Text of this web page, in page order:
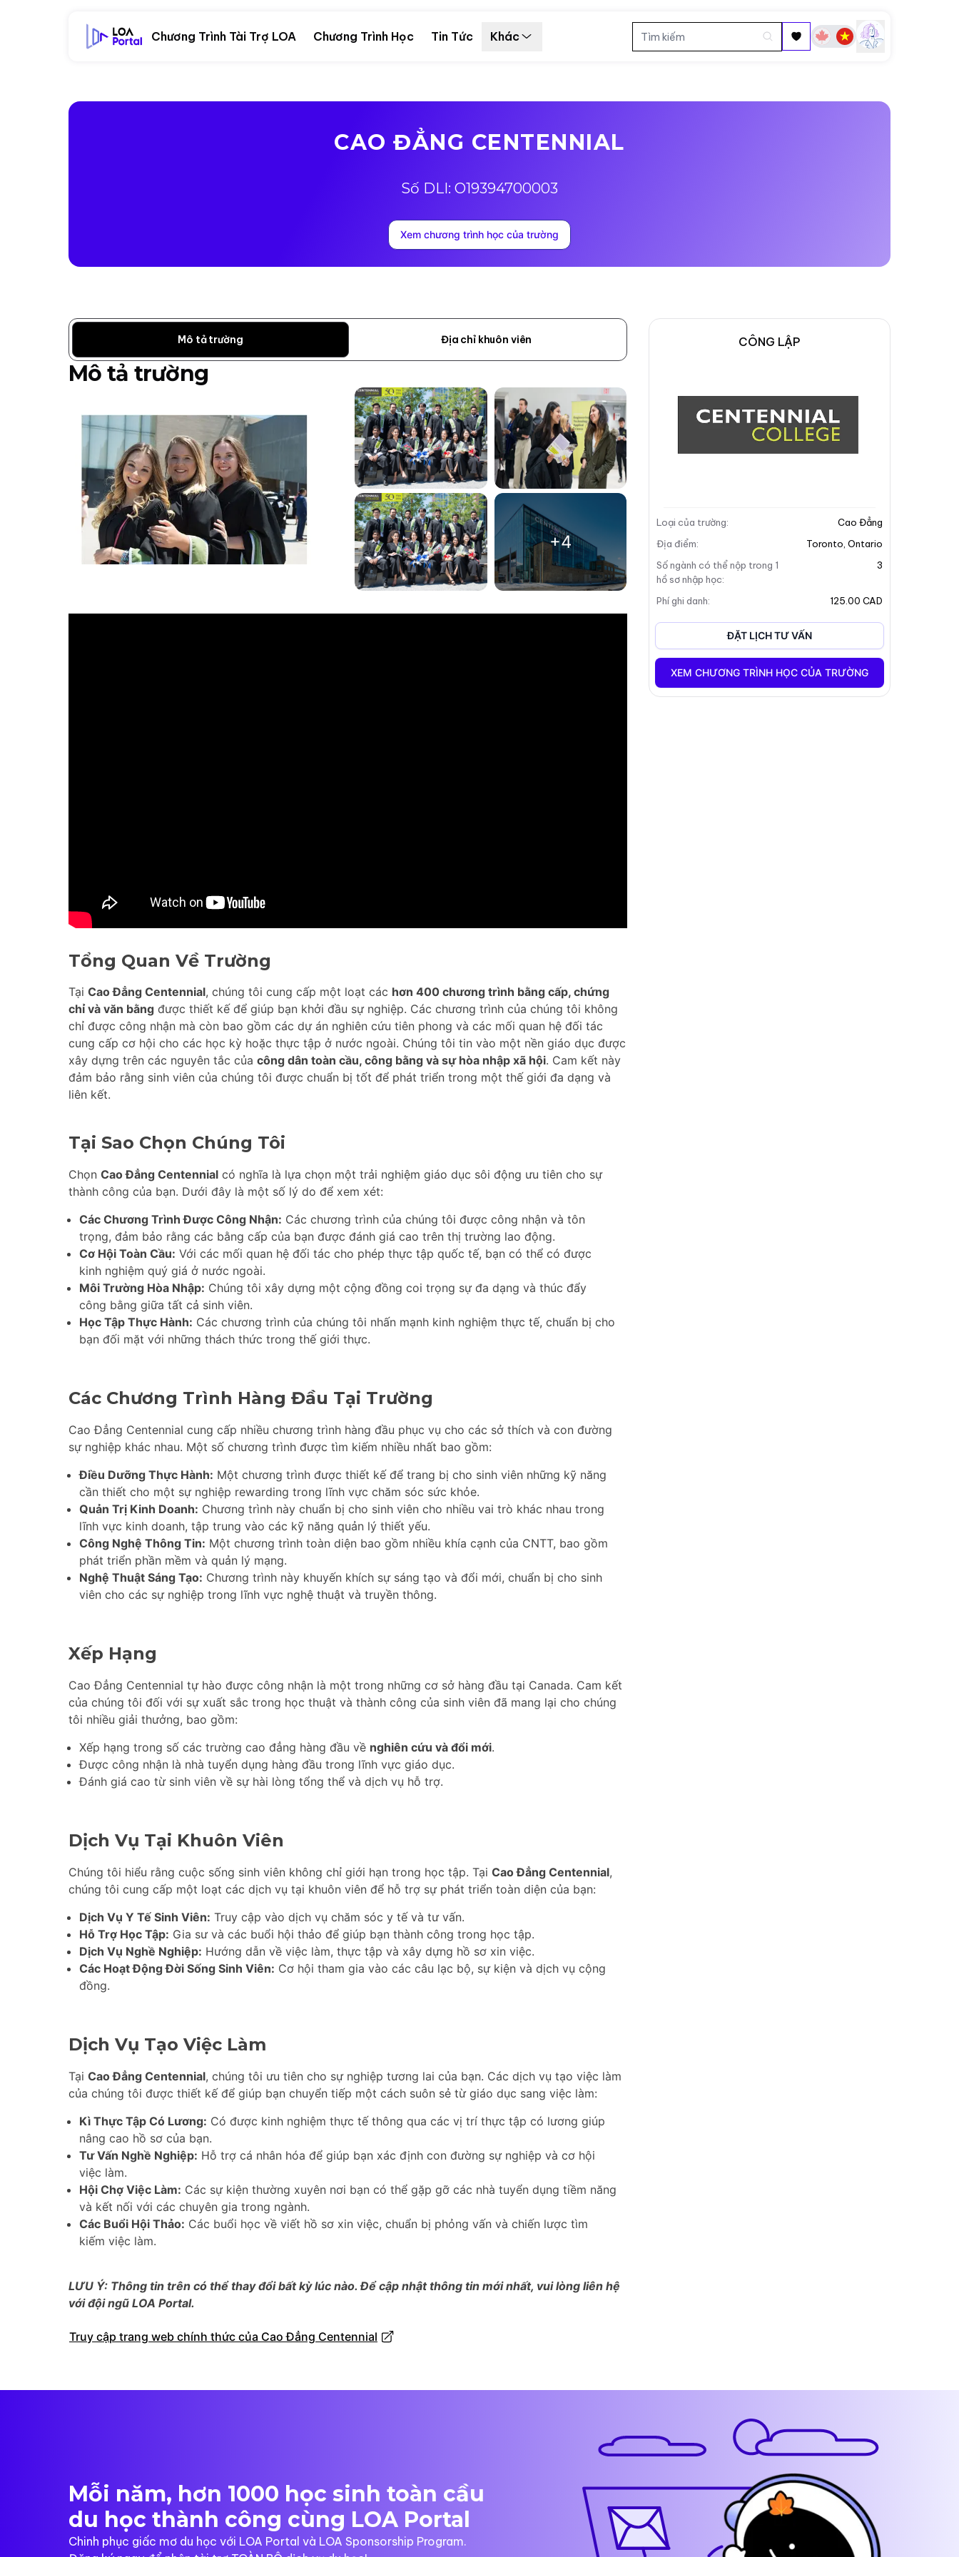
Chương Trình Tài Trợ LOA Chương Trình Học Tin Tức Khác
CAO ĐẲNG CENTENNIAL
Số DLI: O19394700003
Xem chương trình học của trường
Mô tả trường Địa chỉ khuôn viên
Mô tả trường
+4
Tổng Quan Về Trường
Tại Cao Đẳng Centennial, chúng tôi cung cấp một loạt các hơn 400 chương trình bằng cấp, chứng
chỉ và văn bằng được thiết kế để giúp bạn khởi đầu sự nghiệp. Các chương trình của chúng tôi không
chỉ được công nhận mà còn bao gồm các dự án nghiên cứu tiên phong và các mối quan hệ đối tác
cung cấp cơ hội cho các học kỳ hoặc thực tập ở nước ngoài. Chúng tôi tin vào một nền giáo dục được
xây dựng trên các nguyên tắc của công dân toàn cầu, công bằng và sự hòa nhập xã hội. Cam kết này
đảm bảo rằng sinh viên của chúng tôi được chuẩn bị tốt để phát triển trong một thế giới đa dạng và
liên kết.
Tại Sao Chọn Chúng Tôi
Chọn Cao Đẳng Centennial có nghĩa là lựa chọn một trải nghiệm giáo dục sôi động ưu tiên cho sự
thành công của bạn. Dưới đây là một số lý do để xem xét:
Các Chương Trình Được Công Nhận: Các chương trình của chúng tôi được công nhận và tôn
trọng, đảm bảo rằng các bằng cấp của bạn được đánh giá cao trên thị trường lao động.
Cơ Hội Toàn Cầu: Với các mối quan hệ đối tác cho phép thực tập quốc tế, bạn có thể có được
kinh nghiệm quý giá ở nước ngoài.
Môi Trường Hòa Nhập: Chúng tôi xây dựng một cộng đồng coi trọng sự đa dạng và thúc đẩy
công bằng giữa tất cả sinh viên.
Học Tập Thực Hành: Các chương trình của chúng tôi nhấn mạnh kinh nghiệm thực tế, chuẩn bị cho
bạn đối mặt với những thách thức trong thế giới thực.
Các Chương Trình Hàng Đầu Tại Trường
Cao Đẳng Centennial cung cấp nhiều chương trình hàng đầu phục vụ cho các sở thích và con đường
sự nghiệp khác nhau. Một số chương trình được tìm kiếm nhiều nhất bao gồm:
Điều Dưỡng Thực Hành: Một chương trình được thiết kế để trang bị cho sinh viên những kỹ năng
cần thiết cho một sự nghiệp rewarding trong lĩnh vực chăm sóc sức khỏe.
Quản Trị Kinh Doanh: Chương trình này chuẩn bị cho sinh viên cho nhiều vai trò khác nhau trong
lĩnh vực kinh doanh, tập trung vào các kỹ năng quản lý thiết yếu.
Công Nghệ Thông Tin: Một chương trình toàn diện bao gồm nhiều khía cạnh của CNTT, bao gồm
phát triển phần mềm và quản lý mạng.
Nghệ Thuật Sáng Tạo: Chương trình này khuyến khích sự sáng tạo và đổi mới, chuẩn bị cho sinh
viên cho các sự nghiệp trong lĩnh vực nghệ thuật và truyền thông.
Xếp Hạng
Cao Đẳng Centennial tự hào được công nhận là một trong những cơ sở hàng đầu tại Canada. Cam kết
của chúng tôi đối với sự xuất sắc trong học thuật và thành công của sinh viên đã mang lại cho chúng
tôi nhiều giải thưởng, bao gồm:
Xếp hạng trong số các trường cao đẳng hàng đầu về nghiên cứu và đổi mới.
Được công nhận là nhà tuyển dụng hàng đầu trong lĩnh vực giáo dục.
Đánh giá cao từ sinh viên về sự hài lòng tổng thể và dịch vụ hỗ trợ.
Dịch Vụ Tại Khuôn Viên
Chúng tôi hiểu rằng cuộc sống sinh viên không chỉ giới hạn trong học tập. Tại Cao Đẳng Centennial,
chúng tôi cung cấp một loạt các dịch vụ tại khuôn viên để hỗ trợ sự phát triển toàn diện của bạn:
Dịch Vụ Y Tế Sinh Viên: Truy cập vào dịch vụ chăm sóc y tế và tư vấn.
Hỗ Trợ Học Tập: Gia sư và các buổi hội thảo để giúp bạn thành công trong học tập.
Dịch Vụ Nghề Nghiệp: Hướng dẫn về việc làm, thực tập và xây dựng hồ sơ xin việc.
Các Hoạt Động Đời Sống Sinh Viên: Cơ hội tham gia vào các câu lạc bộ, sự kiện và dịch vụ cộng
đồng.
Dịch Vụ Tạo Việc Làm
Tại Cao Đẳng Centennial, chúng tôi ưu tiên cho sự nghiệp tương lai của bạn. Các dịch vụ tạo việc làm
của chúng tôi được thiết kế để giúp bạn chuyển tiếp một cách suôn sẻ từ giáo dục sang việc làm:
Kì Thực Tập Có Lương: Có được kinh nghiệm thực tế thông qua các vị trí thực tập có lương giúp
nâng cao hồ sơ của bạn.
Tư Vấn Nghề Nghiệp: Hỗ trợ cá nhân hóa để giúp bạn xác định con đường sự nghiệp và cơ hội
việc làm.
Hội Chợ Việc Làm: Các sự kiện thường xuyên nơi bạn có thể gặp gỡ các nhà tuyển dụng tiềm năng
và kết nối với các chuyên gia trong ngành.
Các Buổi Hội Thảo: Các buổi học về viết hồ sơ xin việc, chuẩn bị phỏng vấn và chiến lược tìm
kiếm việc làm.
LƯU Ý: Thông tin trên có thể thay đổi bất kỳ lúc nào. Để cập nhật thông tin mới nhất, vui lòng liên hệ
với đội ngũ LOA Portal.
Truy cập trang web chính thức của Cao Đẳng Centennial
CÔNG LẬP
Loại của trường:
Cao Đẳng
Địa điểm: Toronto Ontario
Số ngành có thể nộp trong 1
hồ sơ nhập học:
3
Phí ghi danh: 125.00 CAD
ĐẶT LỊCH TƯ VẤN
XEM CHƯƠNG TRÌNH HỌC CỦA TRƯỜNG
Mỗi năm, hơn 1000 học sinh toàn cầu
du học thành công cùng LOA Portal
Chinh phục giấc mơ du học với LOA Portal và LOA Sponsorship Program.